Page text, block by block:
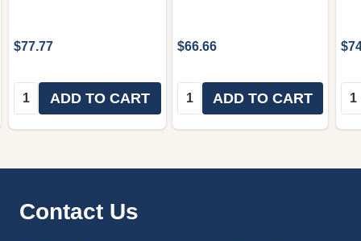
$77.77
Quantity:ADD TO CART
$66.66
Quantity:ADD TO CART
Footer
Contact Us